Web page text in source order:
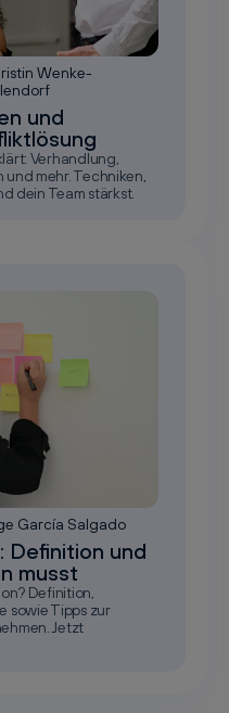
Wenke-
und
Verhandlung,
mehr. Techniken,
dein Team stärkst.
García Salgado
Definition und
musst
Definition,
sowie Tipps zur
Jetzt